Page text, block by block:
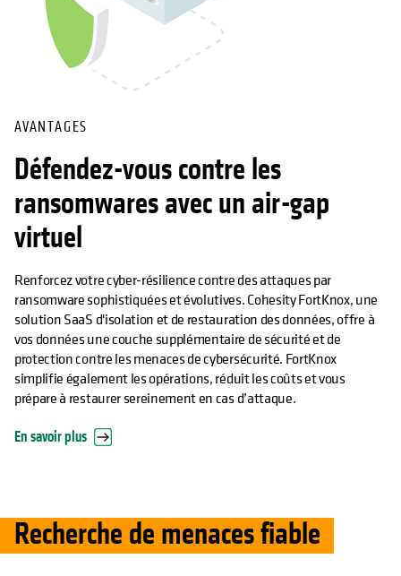
AVANTAGES
Défendez-vous contre les
ransomwares avec un air-gap
virtuel
Renforcez votre cyber-résilience contre des attaques par
ransomware sophistiquées et évolutives. Cohesity FortKnox, une
solution SaaS d'isolation et de restauration des données, offre à
vos données une couche supplémentaire de sécurité et de
protection contre les menaces de cybersécurité. FortKnox
simplifie également les opérations, réduit les coûts et vous
prépare à restaurer sereinement en cas d’attaque.
En savoir plus
Recherche de menaces fiable